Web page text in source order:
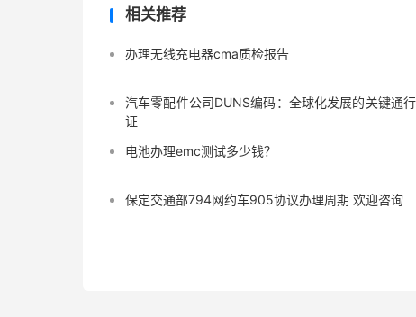
相关推荐
办理无线充电器cma质检报告
汽车零配件公司DUNS编码：全球化发展的关键通行
证
电池办理emc测试多少钱？
保定交通部794网约车905协议办理周期 欢迎咨询